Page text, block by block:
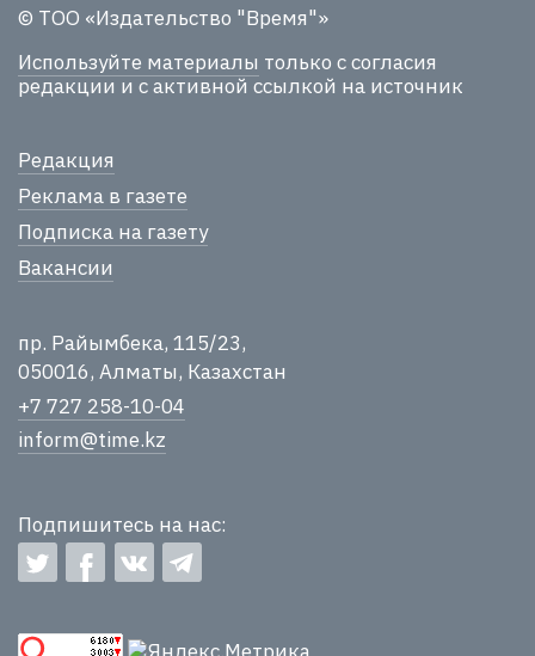
© ТОО «Издательство "Время"»
Используйте материалы только с согласия
редакции и с активной ссылкой на источник
Редакция
Реклама в газете
Подписка на газету
Вакансии
пр. Райымбека, 115/23,
050016, Алматы, Казахстан
+7 727 258-10-04
inform@time.kz
Подпишитесь на нас: